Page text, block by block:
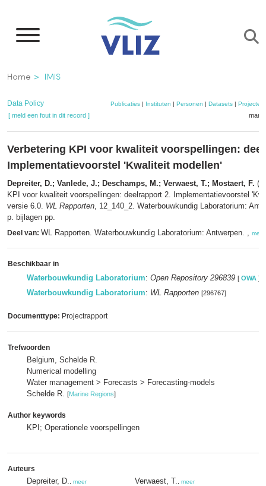
naar
inhoud
gaan
Kruimelpad
Home IMIS
Data Policy Publicaties| Instituten | Personen | Datasets| Projecten
[ meld een fout in dit record ]
Verbetering KPI voor kwaliteit voorspellingen:
Implementatievoorstel 'Kwaliteit modellen'
Depreiter, D.; Vanlede, J.; Deschamps, M.; Verwaest, T.; Mostaert, F.
KPI voor kwaliteit voorspellingen: deelrapport 2. Implementatievoorstel
versie 6.0. WL Rapporten, 12_140_2. Waterbouwkundig Laboratorium:
p. bijlagen pp.
Deel van: WL Rapporten. Waterbouwkundig Laboratorium: Antwerpen. , meer
Beschikbaar in
Waterbouwkundig Laboratorium: Open Repository 296839 [ OWA ]
Waterbouwkundig Laboratorium: WL Rapporten [296767]
Documenttype: Projectrapport
Trefwoorden
Belgium, Schelde R.
Numerical modelling
Water management > Forecasts > Forecasting-models
Schelde R. [Marine Regions]
Author keywords
KPI; Operationele voorspellingen
Auteurs
Depreiter, D. meer Verwaest, T. meer